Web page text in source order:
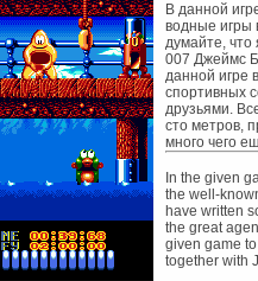
В данной
водные игры
думайте, что
007 Джеймс
данной игре
спортивных
друзьями.
сто метров,
много чего
In the given
the well-
have written
the great
given game
together with